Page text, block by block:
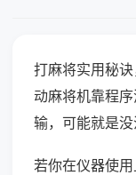
打麻将实用秘
动麻将机靠程
输，可能就是没
若你在仪器使